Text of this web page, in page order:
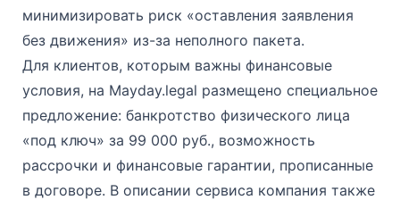
минимизировать риск «оставления заявления
без движения» из-за неполного пакета.
Для клиентов, которым важны финансовые
условия, на Mayday.legal размещено специальное
предложение: банкротство физического лица
«под ключ» за 99 000 руб., возможность
рассрочки и финансовые гарантии, прописанные
в договоре. В описании сервиса компания также